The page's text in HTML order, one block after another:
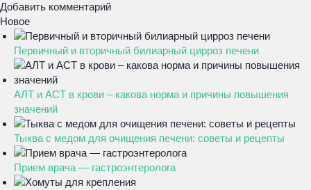
Добавить комментарий
Новое
Первичный и вторичный билиарный цирроз печени
АЛТ и АСТ в крови – какова норма и причины повышения
значений
Тыква с медом для очищения печени: советы и рецепты
Прием врача — гастроэнтеролога